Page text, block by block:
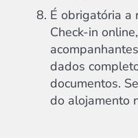
É obrigatória a
Check-in
dados
documentos.
do alojamento